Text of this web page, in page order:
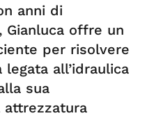
anni di
Gianluca offre un
per risolvere
all’idraulica
sua
attrezzatura